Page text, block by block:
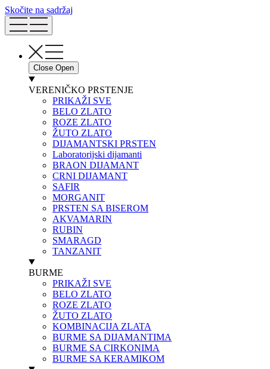
Skočite na sadržaj
Close Open
VERENIČKO PRSTENJE
PRIKAŽI SVE
BELO ZLATO
ROZE ZLATO
ŽUTO ZLATO
DIJAMANTSKI PRSTEN
Laboratorijski dijamanti
BRAON DIJAMANT
CRNI DIJAMANT
SAFIR
MORGANIT
PRSTEN SA BISEROM
AKVAMARIN
RUBIN
SMARAGD
TANZANIT
BURME
PRIKAŽI SVE
BELO ZLATO
ROZE ZLATO
ŽUTO ZLATO
KOMBINACIJA ZLATA
BURME SA DIJAMANTIMA
BURME SA CIRKONIMA
BURME SA KERAMIKOM